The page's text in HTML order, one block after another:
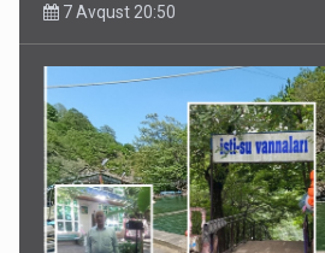
7 Avqust 20:50